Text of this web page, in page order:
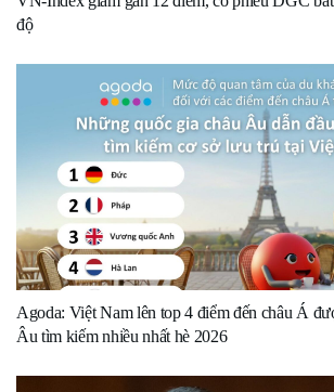
độ
Agoda: Việt Nam lên top 4 điểm đến châu Á
Âu tìm kiếm nhiều nhất hè 2026